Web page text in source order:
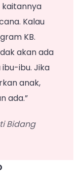
kaitannya
Kalau
KB.
akan ada
ibu. Jika
anak,
ada.”
Bidang